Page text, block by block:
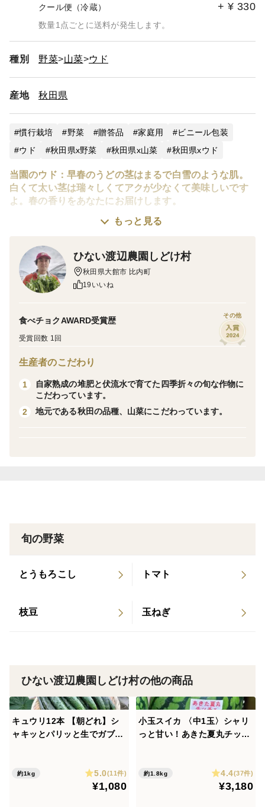
クール便（冷蔵） + ¥ 330
数量1点ごとに送料が発生します。
種別 野菜 山菜 ウド
産地 秋田県
慣行栽培 野菜 贈答品 家庭用
ビニール包装
ウド
秋田県x野菜 秋田県x山菜 秋田県xウド
当園のウド：早春のうどの茎はまるで白雪のような肌。
白くて太い茎は瑞々しくてアクが少なくて美味しいです
よ。春の香りをあなたにお届けします。
雪のようです。表面に傷を付けないようにエアブローで
もみ殻をクリーニングしています（写真参照）。早春の
太くて柔らかいウドを是非、ご賞味下さい。
カイチです。採れたてのウドは白肌に淡いピンクがさ
し、見蕩れてしまうくらいの美しさです。収穫中にも思
ます。
＃保存：ウドは鮮度が命です。時間の経過とともにアク
やエグ味が増えて表面も黄色く萎びて行くので可能な限
物。葉は天ぷらや和え物などで楽しめます。
る食文化が古から続いています。春になると山菜を無性
＃含まれる主な栄養：カリウム、葉酸、アスパラギン
酸、クロロゲン酸、ジテルペンアルデヒド、銅、食物繊
維など
り５本前後（目安の写真を添付していますのでご参照下
もっと見る
ひない渡辺農園しどけ村
秋田県大館市 比内町
19いいね
食べチョクAWARD受賞歴
受賞回数 1回
その他
生産者のこだわり
1
自家熟成の堆肥と伏流水で育てた四季折々の旬な作物に
こだわっています。
2
地元である秋田の品種、山菜にこだわっています。
旬の野菜
とうもろこし トマト
枝豆 玉ねぎ
ひない渡辺農園しどけ村の他の商品
キュウリ12本 【朝どれ】シ
ャキッとパリッと生でガブッ
約1kg 5.0(11件)
¥1,080
小玉スイカ 〈中1玉〉シャリ
っと甘い！あきた夏丸チッチ
約1.8kg 4.4(37件)
¥3,180